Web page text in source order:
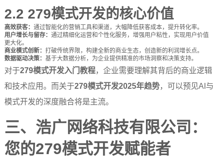
2.2 279模式开发的核心价值
高效获客： 通过智能化的营销工具和渠道，大幅降低获客成本，提升转化率。
用户增长与留存： 通过精细化运营和个性化服务，增强用户粘性，实现用户价值
更大化。
商业模式创新： 打破传统界限，构建全新的商业生态，创造新的利润增长点。
数据驱动决策： 基于大数据分析，为企业提供精准的市场洞察和决策支持。
对于279模式开发入门教程，企业需要理解其背后的商业逻辑
和技术应用。而关于279模式开发2025年趋势，可以预见AI与
模式开发的深度融合将是主流。
三、浩广网络科技有限公司：
您的279模式开发赋能者